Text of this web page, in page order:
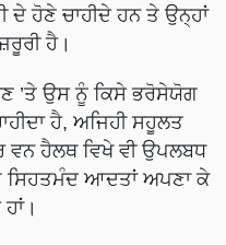
ਦੇ ਹੋਣੇ ਚਾਹੀਦੇ ਹਨ ਤੇ ਉਨ੍ਹਾਂ
ਹੈ।
’ਤੇ ਉਸ ਨੂੰ ਕਿਸੇ ਭਰੋਸੇਯੋਗ
ਹੈ, ਅਜਿਹੀ ਸਹੂਲਤ
ਵਨ ਹੈਲਥ ਵਿਖੇ ਵੀ ਉਪਲਬਧ
ਸਿਹਤਮੰਦ ਆਦਤਾਂ ਅਪਣਾ ਕੇ